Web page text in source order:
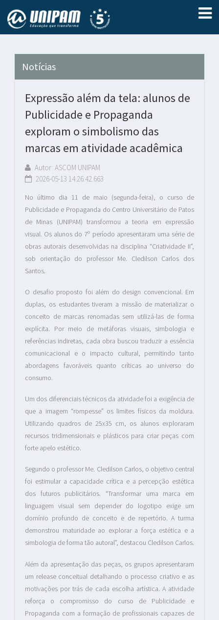
Notícias
Expressão além da tela: alunos de
Publicidade e Propaganda
exploram o simbolismo das
marcas em atividade acadêmica
Autor: ASCOM UNIPAM
2026-05-13 14:26:42.663
No último dia 11 de maio (segunda-feira), o curso de
Publicidade e Propaganda do Centro Universitário de Patos
de Minas (UNIPAM) transformou a teoria em expressão
visual. Os alunos do 7º período apresentaram uma série de
obras autorais desenvolvidas na disciplina “Criatividade II”,
sob orientação do professor Me. Cledilson Carlos dos
Santos.
O desafio proposto foi além do design convencional. Em
duplas, os estudantes tiveram a missão de materializar o
conceito de marcas renomadas sem utilizá-las de forma
explícita. Por meio de metáforas visuais, simbologia e
referências indiretas, cada obra buscou traduzir a essência
comunicacional e o impacto cultural, permitindo tanto
abordagens favoráveis quanto críticas ao universo do
consumo.
Um dos diferenciais técnicos da atividade foi a exigência de
que a imagem “rompesse” os limites físicos da moldura.
Utilizando quadros de 25x35 cm, os alunos exploraram
recursos tridimensionais e plásticos para criar peças com
forte apelo estético.
Segundo o professor Me. Cledilson Carlos, o objetivo central
foi estimular a capacidade crítica e a percepção estética
dos futuros publicitários. “Transformar uma marca em
linguagem visual sem depender do logotipo exige um
domínio profundo de conceito e de repertório. A turma
demonstrou maturidade ao explorar a força estética e a
simbologia de forma tão autoral”, destacou Cledilson Carlos.
Além da apresentação das peças, os grupos apresentaram
um release conceitual detalhando o processo criativo e as
motivações por trás de cada escolha artística. A atividade
reforça o compromisso do curso de Publicidade e
Propaganda com a formação de profissionais capazes de